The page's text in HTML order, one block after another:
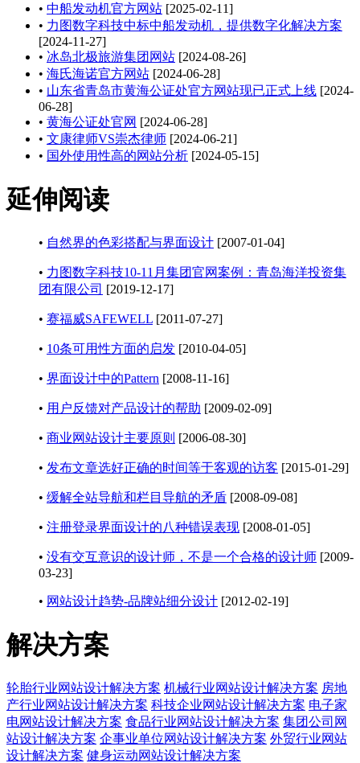
• 中船发动机官方网站 [2025-02-11]
• 力图数字科技中标中船发动机，提供数字化解决方案
[2024-11-27]
• 冰岛北极旅游集团网站 [2024-08-26]
• 海氏海诺官方网站 [2024-06-28]
• 山东省青岛市黄海公证处官方网站现已正式上线 [2024-
06-28]
• 黄海公证处官网 [2024-06-28]
• 文康律师VS崇杰律师 [2024-06-21]
• 国外使用性高的网站分析 [2024-05-15]
延伸阅读
• 自然界的色彩搭配与界面设计 [2007-01-04]
• 力图数字科技10-11月集团官网案例：青岛海洋投资集
团有限公司 [2019-12-17]
• 赛福威SAFEWELL [2011-07-27]
• 10条可用性方面的启发 [2010-04-05]
• 界面设计中的Pattern [2008-11-16]
• 用户反馈对产品设计的帮助 [2009-02-09]
• 商业网站设计主要原则 [2006-08-30]
• 发布文章选好正确的时间等于客观的访客 [2015-01-29]
• 缓解全站导航和栏目导航的矛盾 [2008-09-08]
• 注册登录界面设计的八种错误表现 [2008-01-05]
• 没有交互意识的设计师，不是一个合格的设计师 [2009-
03-23]
• 网站设计趋势-品牌站细分设计 [2012-02-19]
解决方案
轮胎行业网站设计解决方案 机械行业网站设计解决方案 房地
产行业网站设计解决方案 科技企业网站设计解决方案 电子家
电网站设计解决方案 食品行业网站设计解决方案 集团公司网
站设计解决方案 企事业单位网站设计解决方案 外贸行业网站
设计解决方案 健身运动网站设计解决方案